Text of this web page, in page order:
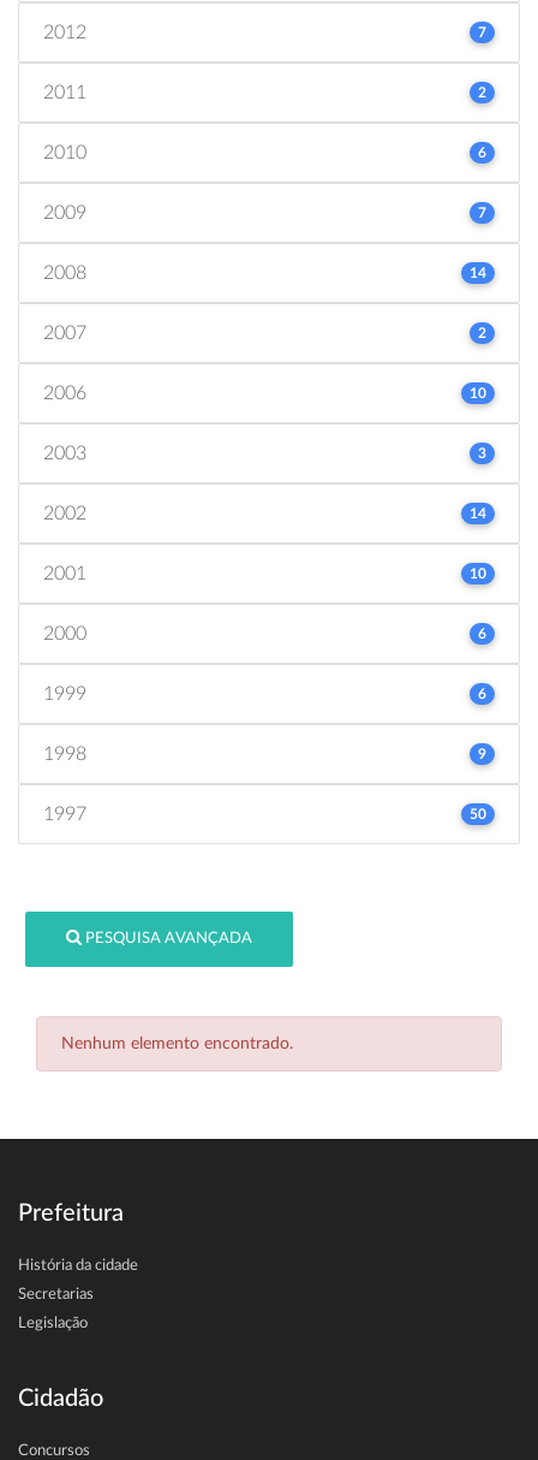
2012 7
2011 2
2010 6
2009 7
2008 14
2007 2
2006 10
2003 3
2002 14
2001 10
2000 6
1999 6
1998 9
1997 50
PESQUISA AVANÇADA
Nenhum elemento encontrado.
Prefeitura
História da cidade
Secretarias
Legislação
Cidadão
Concursos